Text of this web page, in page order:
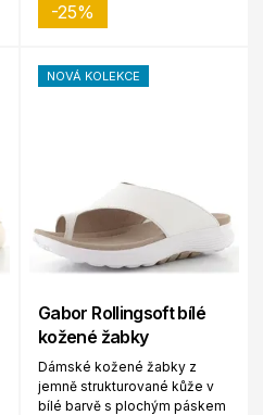
-25%
NOVÁ KOLEKCE
Gabor Rollingsoft bílé
kožené žabky
Dámské kožené žabky z
jemně strukturované kůže v
bílé barvě s plochým páskem